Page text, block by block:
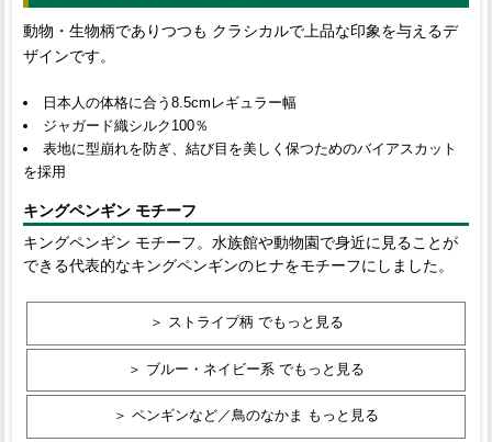
動物・生物柄でありつつも クラシカルで上品な印象を与えるデ
ザインです。
日本人の体格に合う8.5cmレギュラー幅
ジャガード織シルク100％
表地に型崩れを防ぎ、結び目を美しく保つためのバイアスカット
を採用
キングペンギン モチーフ
キングペンギン モチーフ。水族館や動物園で身近に見ることが
できる代表的なキングペンギンのヒナをモチーフにしました。
＞ ストライプ柄 でもっと見る
＞ ブルー・ネイビー系 でもっと見る
＞ ペンギンなど／鳥のなかま もっと見る